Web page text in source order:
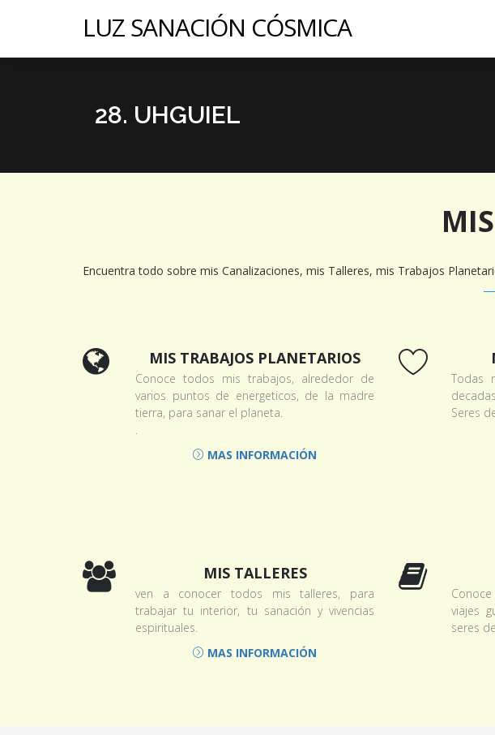
LUZ SANACIÓN CÓSMICA
28. UHGUIEL
Encuentra todo sobre mis Canalizaciones, mis Talleres, mis Trabajos
MIS TRABAJOS PLANETARIOS
Conoce todos mis trabajos, alrededor de
varios puntos de energeticos, de la madre
tierra, para sanar el planeta.
.
MAS INFORMACIÓN
Todas
Seres
MIS TALLERES
ven a conocer todos mis talleres, para
trabajar tu interior, tu sanación y vivencias
espirituales.
MAS INFORMACIÓN
viajes
seres